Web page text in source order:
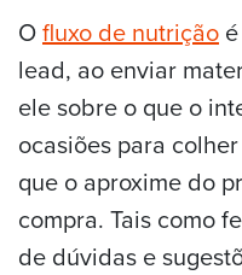
Ofluxo de nutrição
lead, ao enviar
ele sobre o que o
ocasiões para
que o aproxime do
compra. Tais como
de dúvidas e